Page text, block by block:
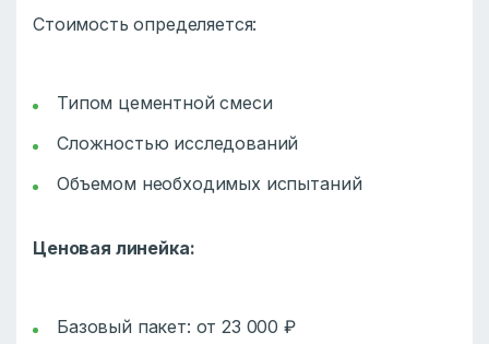
Стоимость определяется:
Типом цементной смеси
Сложностью исследований
Объемом необходимых испытаний
Ценовая линейка:
Базовый пакет: от 23 000 ₽